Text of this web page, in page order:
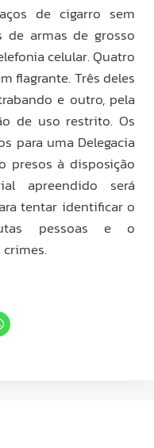
de cigarro sem
de armas de grosso
celular. Quatro
flagrante. Três deles
e outro, pela
de uso restrito. Os
para uma Delegacia
presos à disposição
apreendido será
tentar identificar o
pessoas e o